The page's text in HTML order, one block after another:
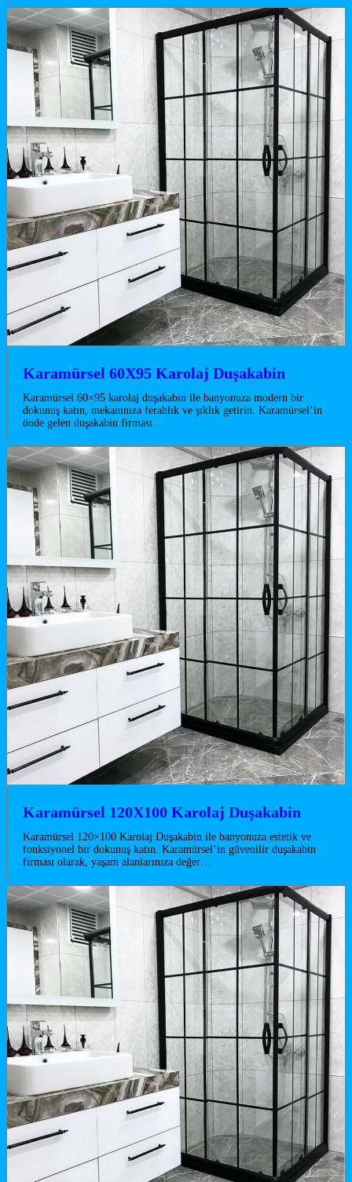
Karamürsel 60X95 Karolaj Duşakabin
Karamürsel 60×95 karolaj duşakabin ile banyonuza modern bir
dokunuş katın, mekanınıza ferahlık ve şıklık getirin. Karamürsel’in
önde gelen duşakabin firması…
Karamürsel 120X100 Karolaj Duşakabin
Karamürsel 120×100 Karolaj Duşakabin ile banyonuza estetik ve
fonksiyonel bir dokunuş katın. Karamürsel’in güvenilir duşakabin
firması olarak, yaşam alanlarınıza değer…